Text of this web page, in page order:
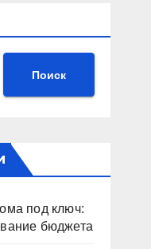
Поиск
под ключ:
бюджета